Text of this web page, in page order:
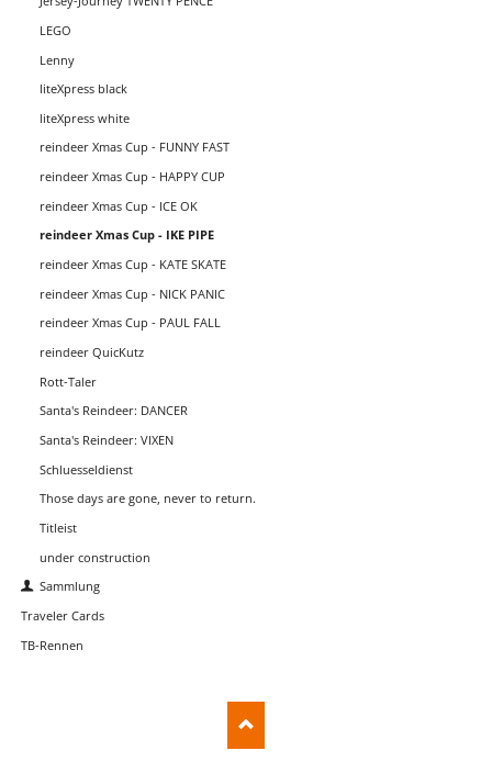
LEGO
Lenny
liteXpress black
liteXpress white
reindeer Xmas Cup - FUNNY FAST
reindeer Xmas Cup - HAPPY CUP
reindeer Xmas Cup - ICE OK
reindeer Xmas Cup - IKE PIPE
reindeer Xmas Cup - KATE SKATE
reindeer Xmas Cup - NICK PANIC
reindeer Xmas Cup - PAUL FALL
reindeer QuicKutz
Rott-Taler
Santa's Reindeer: DANCER
Santa's Reindeer: VIXEN
Schluesseldienst
Those days are gone, never to return.
Titleist
under construction
Sammlung
Traveler Cards
TB-Rennen